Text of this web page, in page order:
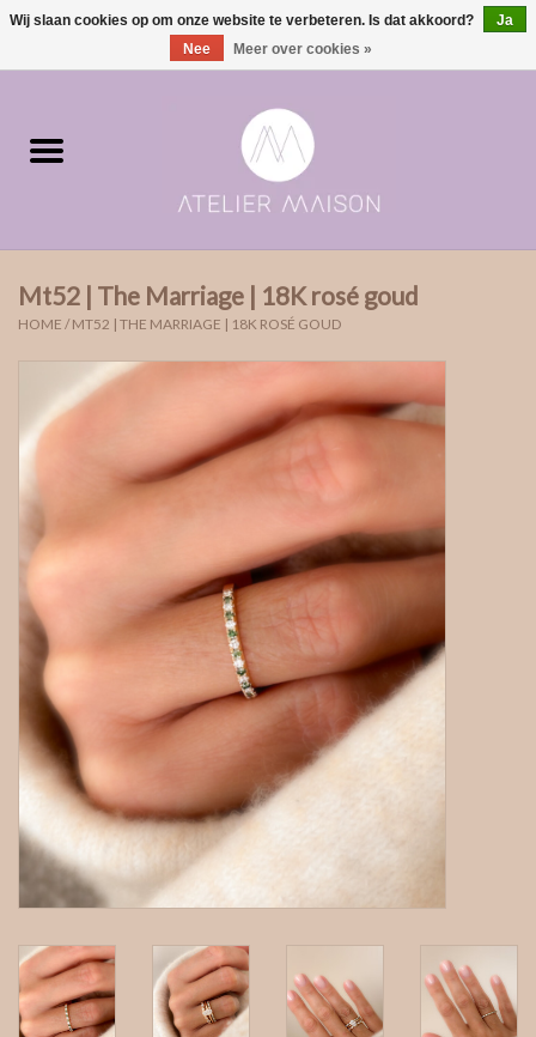
0 Artikelen - €0,00
Moments | verloving & geboorte
ONE of ONE
The Wedding collectie
Soulmates
gepersonaliseerde juwelen
Armbanden
Extra
Nose & Paw collectie
Oorbellen
MAAK EEN AFSPRAAK
Mt52 | The Marriage | 18K rosé goud
HOME /MT52 | THE MARRIAGE | 18K ROSÉ GOUD
Wij slaan cookies op om onze website te verbeteren. Is dat akkoord?
Ja
Nee
Meer over cookies »